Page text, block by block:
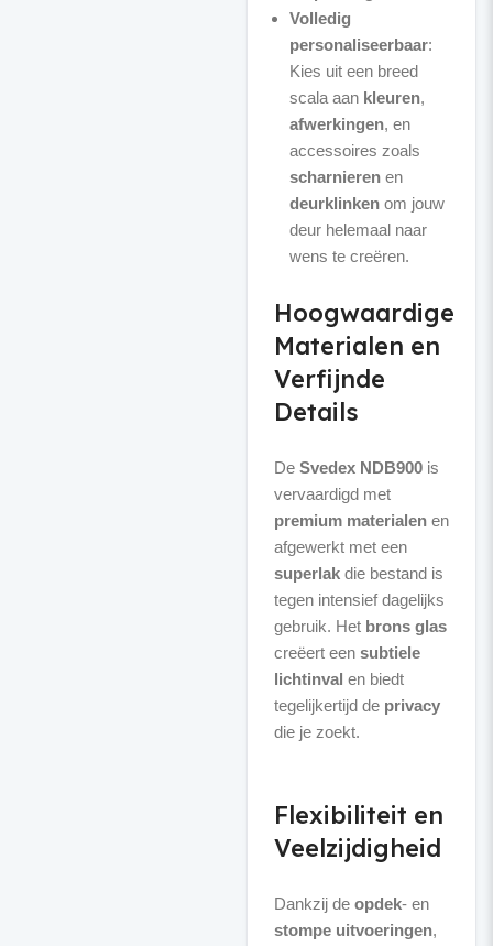
Volledig
personaliseerbaar:
Kies uit een breed
scala aan kleuren,
afwerkingen, en
accessoires zoals
scharnierenen
deurklinkenom jouw
deur helemaal naar
wens te creëren.
Hoogwaardige
Materialen en
Verfijnde
Details
De Svedex NDB900is
vervaardigd met
premium materialenen
afgewerkt met een
superlakdie bestand is
tegen intensief dagelijks
gebruik. Het brons glas
creëert een subtiele
lichtinval en biedt
tegelijkertijd de privacy
die je zoekt.
Flexibiliteit en
Veelzijdigheid
Dankzij de opdek- en
stompe uitvoeringen,